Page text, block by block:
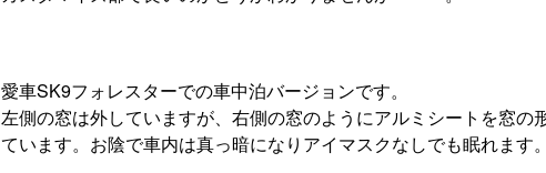
愛車SK9フォレスターでの車中泊バージョンです。
左側の窓は外していますが、右側の窓のようにアルミシートを窓の
ています。お陰で車内は真っ暗になりアイマスクなしでも眠れます。